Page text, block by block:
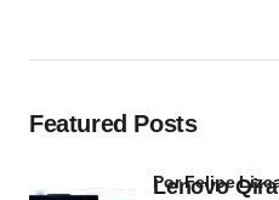
Featured Posts
Lenovo
por Felipe